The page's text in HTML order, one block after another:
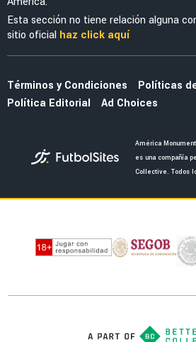
MERCADO
Jáminton Campaz guiña al